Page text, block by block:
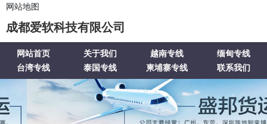
网站地图
成都爱软科技有限公司
网站首页 关于我们 越南专线
缅甸专线
台湾专线
泰国专线 柬埔寨专线 联系我们